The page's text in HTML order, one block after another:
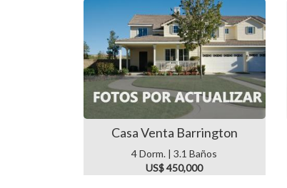
Casa Venta Barrington
4 Dorm. | 3.1 Baños
US$ 450,000